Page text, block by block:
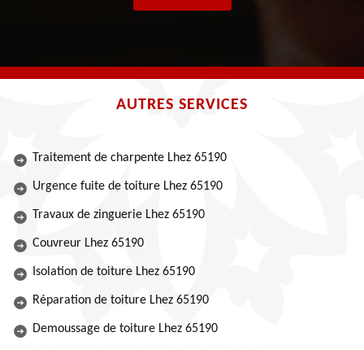
AUTRES SERVICES
Traitement de charpente Lhez 65190
Urgence fuite de toiture Lhez 65190
Travaux de zinguerie Lhez 65190
Couvreur Lhez 65190
Isolation de toiture Lhez 65190
Réparation de toiture Lhez 65190
Demoussage de toiture Lhez 65190